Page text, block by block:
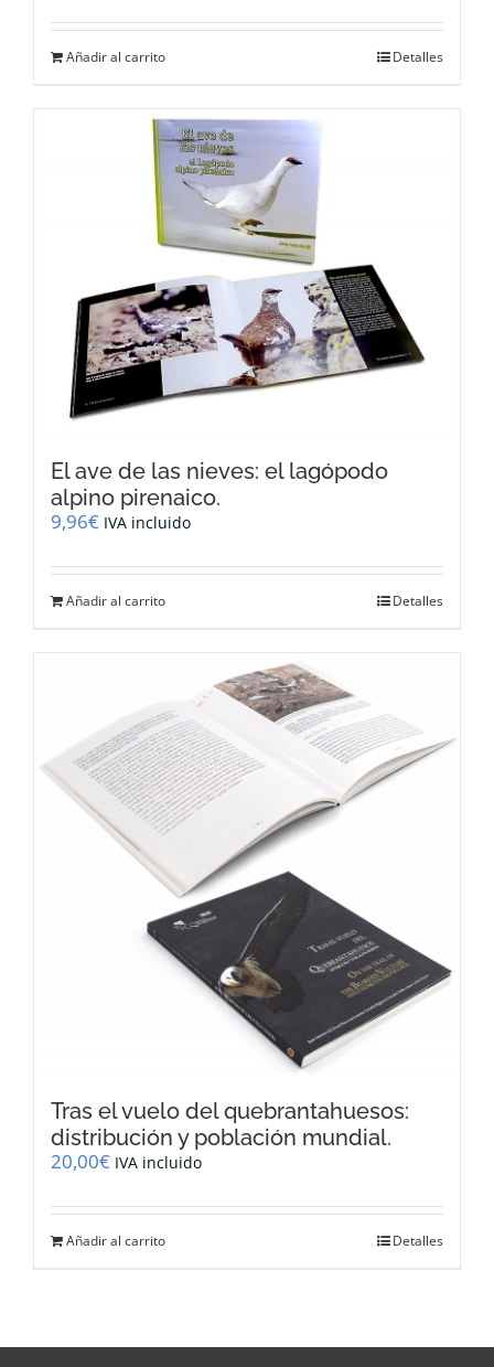
Añadir al carrito Detalles
El ave de las nieves: el lagópodo
alpino pirenaico.
9,96€ IVA incluido
Añadir al carrito Detalles
Tras el vuelo del quebrantahuesos:
distribución y población mundial.
20,00€ IVA incluido
Añadir al carrito Detalles